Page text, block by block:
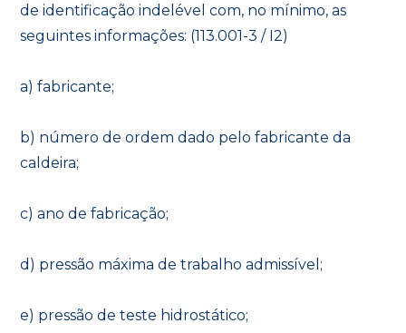
de identificação indelével com, no mínimo, as
seguintes informações: (113.001-3 / I2)
a) fabricante;
b) número de ordem dado pelo fabricante da
caldeira;
c) ano de fabricação;
d) pressão máxima de trabalho admissível;
e) pressão de teste hidrostático;